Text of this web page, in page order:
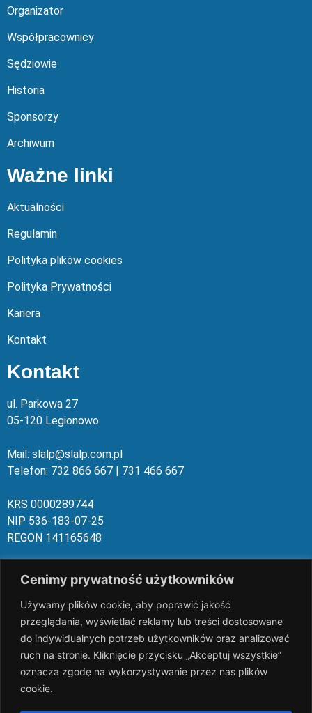
Cenimy prywatność użytkowników
Używamy plików cookie, aby poprawić jakość
przeglądania, wyświetlać reklamy lub treści dostosowane
do indywidualnych potrzeb użytkowników oraz analizować
ruch na stronie. Kliknięcie przycisku „Akceptuj wszystkie”
oznacza zgodę na wykorzystywanie przez nas plików
cookie.
Organizator
Współpracownicy
Sędziowie
Historia
Sponsorzy
Archiwum
Ważne linki
Aktualności
Regulamin
Polityka plików cookies
Polityka Prywatności
Kariera
Kontakt
Kontakt
ul. Parkowa 27
05-120 Legionowo
Mail: slalp@slalp.com.pl
Telefon: 732 866 667 | 731 466 667
KRS 0000289744
NIP 536-183-07-25
REGON 141165648
1054
slalp.com.pl Copyright © 2024
BSK Media
– Part of
BSK Group. All rights reserved.